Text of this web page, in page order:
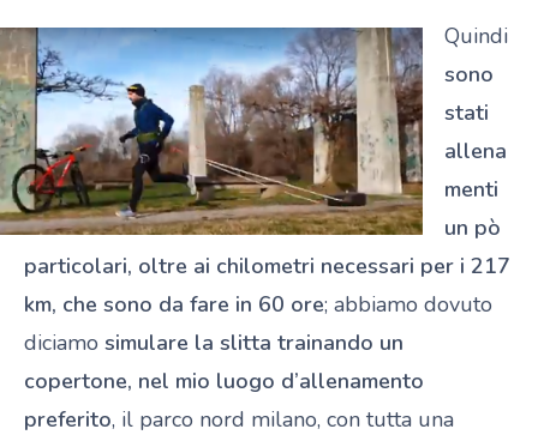
Quindi
sono
stati
allena
menti
un pò
particolari, oltre ai chilometri necessari per i 217
km, che sono da fare in 60 ore; abbiamo dovuto
diciamo simulare la slitta trainando un
copertone, nel mio luogo d’allenamento
preferito, il parco nord milano, con tutta una